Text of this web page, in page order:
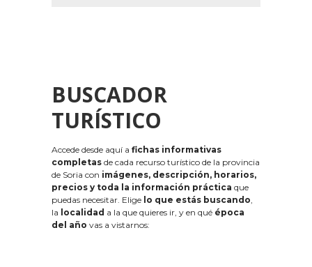
BUSCADOR
TURÍSTICO
Accede desde aquí a fichas informativas
completas de cada recurso turístico de la provincia
de Soria con imágenes, descripción, horarios,
precios y toda la información práctica que
puedas necesitar. Elige lo que estás buscando,
la localidad a la que quieres ir, y en qué época
del año vas a vistarnos: